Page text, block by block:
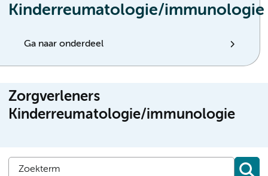
Kinderreumatologie/immunologie
Ga naar onderdeel
Zorgverleners
Kinderreumatologie/immunologie